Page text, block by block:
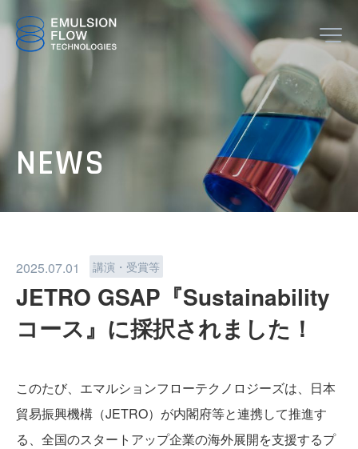
TOP
ABOUT
TECHNOLOGY
EN
JP
NEWS
2025.07.01 講演・受賞等
JETRO GSAP『Sustainability
コース』に採択されました！
このたび、エマルションフローテクノロジーズは、日本
貿易振興機構（JETRO）が内閣府等と連携して推進す
る、全国のスタートアップ企業の海外展開を支援するプ